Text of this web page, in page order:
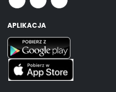
APLIKACJA